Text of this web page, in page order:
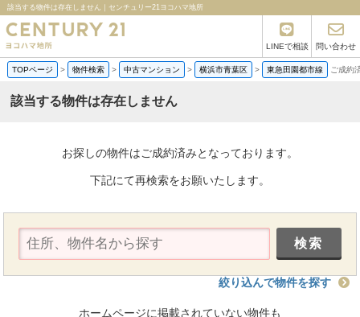
該当する物件は存在しません｜センチュリー21ヨコハマ地所
LINEで相談 問い合わせ
TOPページ > 物件検索 > 中古マンション > 横浜市青葉区 > 東急田園都市線 ご成約
該当する物件は存在しません
お探しの物件はご成約済みとなっております。
下記にて再検索をお願いたします。
絞り込んで物件を探す
ホームページに掲載されていない物件も